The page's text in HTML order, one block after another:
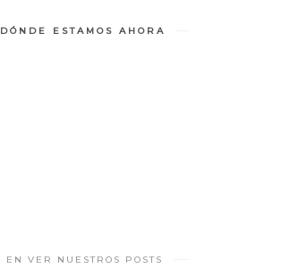
DÓNDE ESTAMOS AHORA
VER NUESTROS POSTS